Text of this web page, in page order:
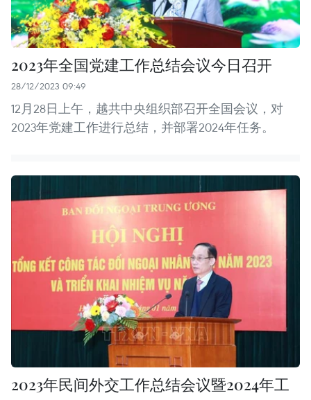
2023年全国党建工作总结会议今日召开
28/12/2023 09:49
12月28日上午，越共中央组织部召开全国会议，对
2023年党建工作进行总结，并部署2024年任务。
2023年民间外交工作总结会议暨2024年工